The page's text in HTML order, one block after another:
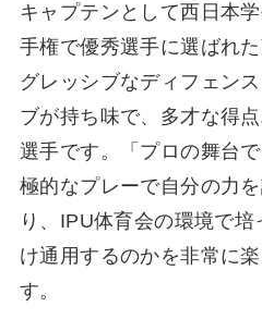
キャプテンとして西日本
手権で優秀選手に選ばれ
グレッシブなディフェン
ブが持ち味で、多才な得
選手です。「プロの舞台
極的なプレーで自分の力
り、IPU体育会の環境で
け通用するのかを非常に
す。